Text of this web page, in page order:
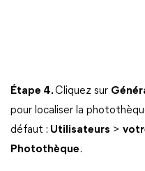
Étape 4.Cliquez sur
pour localiser la
défaut : Utilisateurs >
Photothèque.